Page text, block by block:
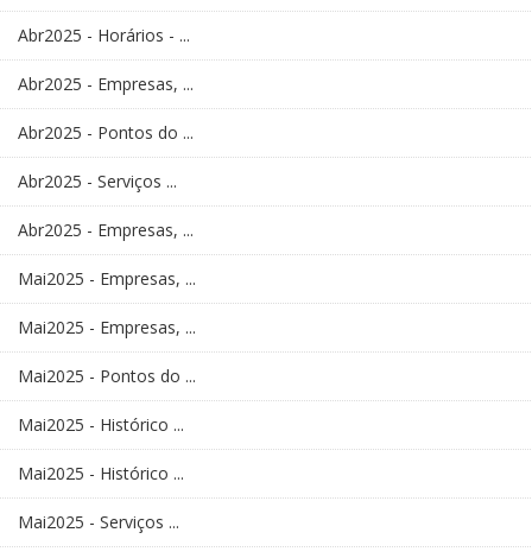
Abr2025 - Horários - ...
Abr2025 - Empresas, ...
Abr2025 - Pontos do ...
Abr2025 - Serviços ...
Abr2025 - Empresas, ...
Mai2025 - Empresas, ...
Mai2025 - Empresas, ...
Mai2025 - Pontos do ...
Mai2025 - Histórico ...
Mai2025 - Histórico ...
Mai2025 - Serviços ...